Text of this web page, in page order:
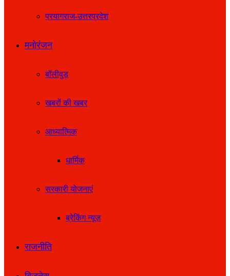
प्रयागराज-उत्तरप्रदेश
मनोरंजन
बॉलीवुड
खबरों की खबर
आध्यात्मिक
धार्मिक
सरकारी योजनाएं
ब्रेकिंग न्यूज़
राजनीति